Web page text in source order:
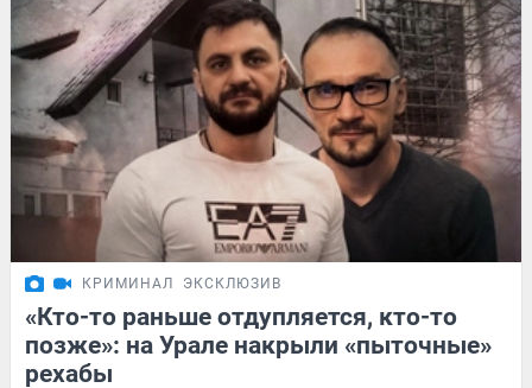
КРИМИНАЛ ЭКСКЛЮЗИВ
«Кто-то раньше отдупляется, кто-то
позже»: на Урале накрыли «пыточные»
рехабы